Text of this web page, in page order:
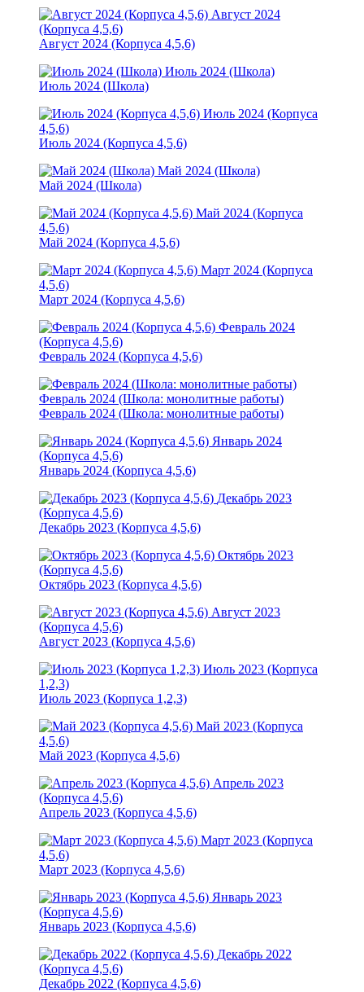
Август 2024
(Корпуса 4,5,6)
Август 2024 (Корпуса 4,5,6)
Июль 2024 (Школа)
Июль 2024 (Школа)
Июль 2024 (Корпуса
4,5,6)
Июль 2024 (Корпуса 4,5,6)
Май 2024 (Школа)
Май 2024 (Школа)
Май 2024 (Корпуса
4,5,6)
Май 2024 (Корпуса 4,5,6)
Март 2024 (Корпуса
4,5,6)
Март 2024 (Корпуса 4,5,6)
Февраль 2024
(Корпуса 4,5,6)
Февраль 2024 (Корпуса 4,5,6)
Февраль 2024 (Школа: монолитные работы)
Февраль 2024 (Школа: монолитные работы)
Январь 2024
(Корпуса 4,5,6)
Январь 2024 (Корпуса 4,5,6)
Декабрь 2023
(Корпуса 4,5,6)
Декабрь 2023 (Корпуса 4,5,6)
Октябрь 2023
(Корпуса 4,5,6)
Октябрь 2023 (Корпуса 4,5,6)
Август 2023
(Корпуса 4,5,6)
Август 2023 (Корпуса 4,5,6)
Июль 2023 (Корпуса
1,2,3)
Июль 2023 (Корпуса 1,2,3)
Май 2023 (Корпуса
4,5,6)
Май 2023 (Корпуса 4,5,6)
Апрель 2023
(Корпуса 4,5,6)
Апрель 2023 (Корпуса 4,5,6)
Март 2023 (Корпуса
4,5,6)
Март 2023 (Корпуса 4,5,6)
Январь 2023
(Корпуса 4,5,6)
Январь 2023 (Корпуса 4,5,6)
Декабрь 2022
(Корпуса 4,5,6)
Декабрь 2022 (Корпуса 4,5,6)